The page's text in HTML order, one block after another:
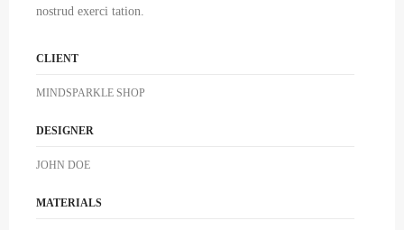
nostrud exerci tation.
CLIENT
MINDSPARKLE SHOP
DESIGNER
JOHN DOE
MATERIALS